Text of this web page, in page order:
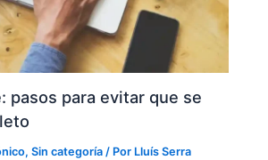
pasos para evitar que se
,Sin categoría / Por Lluís Serra